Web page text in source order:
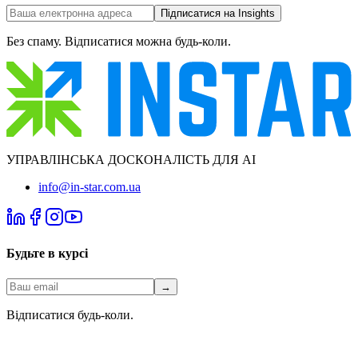
Підписатися на Insights
Без спаму. Відписатися можна будь-коли.
УПРАВЛІНСЬКА ДОСКОНАЛІСТЬ ДЛЯ AI
info@in-star.com.ua
Будьте в курсі
→
Відписатися будь-коли.